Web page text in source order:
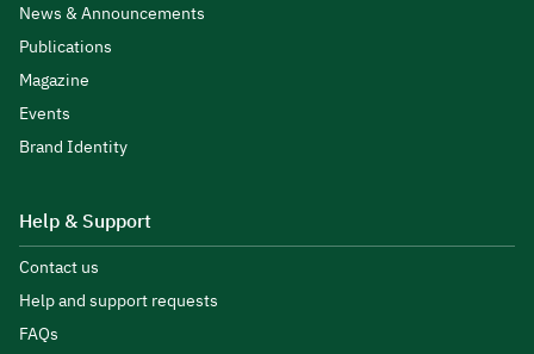
News & Announcements
Publications
Magazine
Events
Brand Identity
Help & Support
Contact us
Help and support requests
FAQs